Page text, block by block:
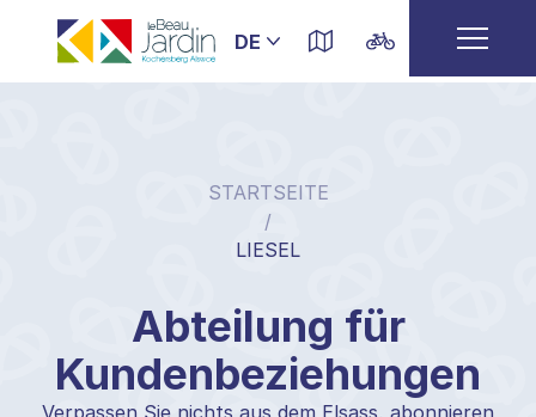
STARTSEITE
/
LIESEL
Abteilung für
Kundenbeziehungen